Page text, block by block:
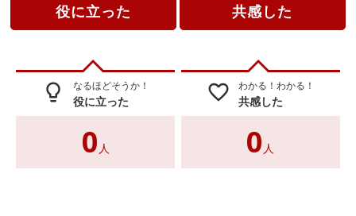
役に立った 共感した
lightbulb_outline なるほどそうか！
役に立った
0 人
favorite_border わかる！わかる！
共感した
0 人